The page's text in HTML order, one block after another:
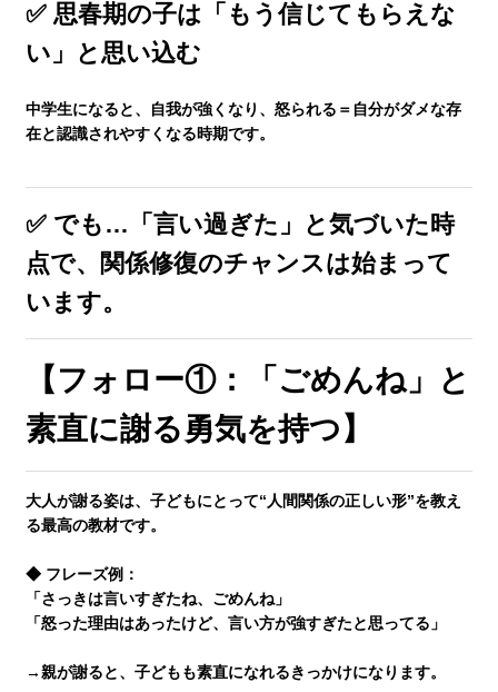
塾練が選ばれる理由
会員専用
✅ 思春期の子は「もう信じてもらえな
い」と思い込む
中学生になると、自我が強くなり、怒られる＝自分がダメな存
在と認識されやすくなる時期です。
✅ でも…「言い過ぎた」と気づいた時
点で、関係修復のチャンスは始まって
います。
【フォロー①：「ごめんね」と
素直に謝る勇気を持つ】
大人が謝る姿は、子どもにとって“人間関係の正しい形”を教え
る最高の教材です。
◆ フレーズ例：
「さっきは言いすぎたね、ごめんね」
「怒った理由はあったけど、言い方が強すぎたと思ってる」
→親が謝ると、子どもも素直になれるきっかけになります。